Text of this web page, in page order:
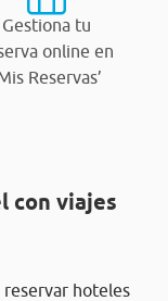
Gestiona tu
online en
Reservas’
con viajes
reservar hoteles